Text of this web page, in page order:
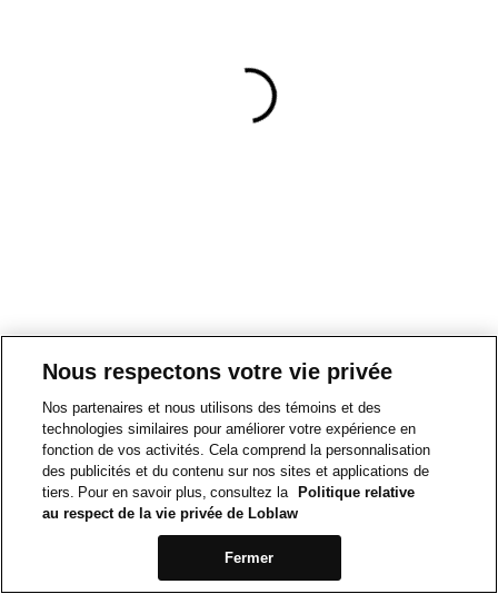
Nous respectons votre vie privée
Nos partenaires et nous utilisons des témoins et des
technologies similaires pour améliorer votre expérience en
fonction de vos activités. Cela comprend la personnalisation
des publicités et du contenu sur nos sites et applications de
tiers. Pour en savoir plus, consultez la
Politique relative
au respect de la vie privée de Loblaw
Fermer